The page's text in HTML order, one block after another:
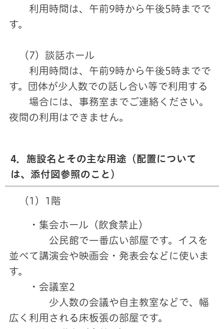
利用時間は、午前9時から午後5時までで
す。
（7）談話ホール
利用時間は、午前9時から午後5時までで
す。団体が少人数での話し合い等で利用する
場合には、事務室までご連絡ください。
夜間の利用はできません。
4．施設名とその主な用途（配置について
は、添付図参照のこと）
（1）1階
・集会ホール（飲食禁止）
公民館で一番広い部屋です。イスを
並べて講演会や映画会・発表会などに使いま
す。
・会議室2
少人数の会議や自主教室などで、幅
広く利用される床板張の部屋です。